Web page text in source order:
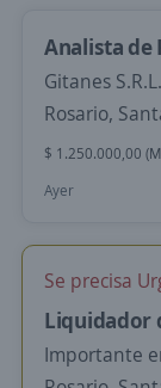
Analista de
Gitanes S.R.L.
Rosario,
$ 1.250.000,00
Ayer
Se precisa
Liquidador
Importante